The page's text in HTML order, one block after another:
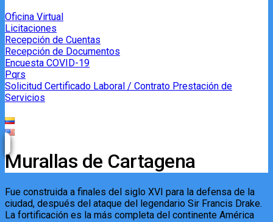
Oficina Virtual
Licitaciones
Recepción de Cuentas
Recepción de Documentos
Encuesta COVID-19
Pqrs
Solicitud Certificado Laboral / Contrato Prestación de
Servicios
Murallas de Cartagena
Fue construida a finales del siglo XVI para la defensa de la
ciudad, después del ataque del legendario Sir Francis Drake.
La fortificación es la más completa del continente América